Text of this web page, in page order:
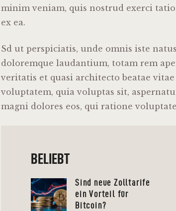
minim veniam, quis nostrud exerci
ex ea.
Sd ut perspiciatis, unde omnis iste
doloremque laudantium, totam rem
veritatis et quasi architecto beatae
voluptatem, quia voluptas sit,
magni dolores eos, qui ratione
BELIEBT
Sind neue Zolltarife
ein Vorteil für
Bitcoin?